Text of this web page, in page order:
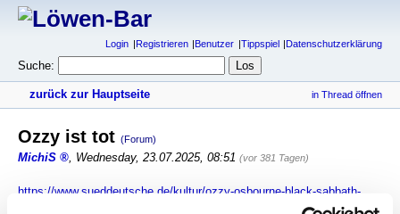
Login Registrieren Benutzer Tippspiel Datenschutzerklärung
Suche:
zurück zur Hauptseite in Thread öffnen
Ozzy ist tot (Forum)
MichiS , Wednesday, 23.07.2025, 08:51 (vor 381 Tagen)
https://www.sueddeutsche.de/kultur/ozzy-osbourne-black-sabbath-